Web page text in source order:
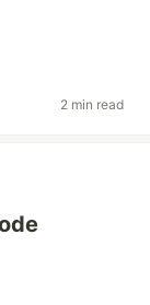
2 min read